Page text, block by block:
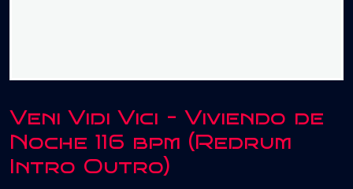
Veni Vidi Vici – Viviendo de
Noche 116 bpm (Redrum
Intro Outro)